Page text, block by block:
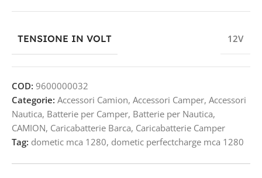
TENSIONE IN VOLT 12V
COD: 9600000032
Categorie: Accessori Camion, Accessori Camper, Accessori
Nautica, Batterie per Camper, Batterie per Nautica,
CAMION, Caricabatterie Barca, Caricabatterie Camper
Tag: dometic mca 1280, dometic perfectcharge mca 1280